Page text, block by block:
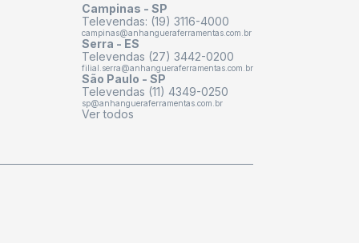
Campinas - SP
Televendas: (19) 3116-4000
campinas@anhangueraferramentas.com.br
Serra - ES
Televendas (27) 3442-0200
filial.serra@anhangueraferramentas.com.br
São Paulo - SP
Televendas (11) 4349-0250
sp@anhangueraferramentas.com.br
Ver todos